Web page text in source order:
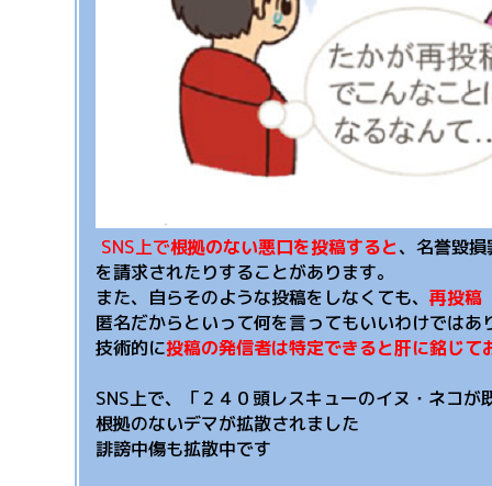
SNS上で根拠のない悪口を投稿すると、名誉毀
を請求されたりすることがあります。
また、自らそのような投稿をしなくても、 再投稿
匿名だからといって何を言ってもいいわけではあ
技術的に投稿の発信者は特定できると肝に銘じて
SNS上で、「２４０頭レスキューのイヌ・ネコが
根拠のないデマが拡散されました
誹謗中傷も拡散中です